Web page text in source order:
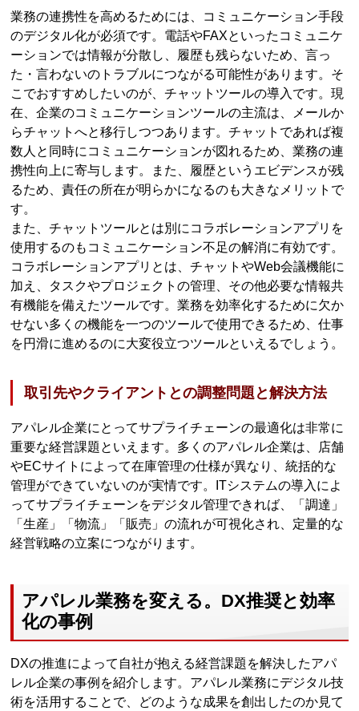
業務の連携性を高めるためには、コミュニケーション手段
のデジタル化が必須です。電話やFAXといったコミュニケ
ーションでは情報が分散し、履歴も残らないため、言っ
た・言わないのトラブルにつながる可能性があります。そ
こでおすすめしたいのが、チャットツールの導入です。現
在、企業のコミュニケーションツールの主流は、メールか
らチャットへと移行しつつあります。チャットであれば複
数人と同時にコミュニケーションが図れるため、業務の連
携性向上に寄与します。また、履歴というエビデンスが残
るため、責任の所在が明らかになるのも大きなメリットで
す。
また、チャットツールとは別にコラボレーションアプリを
使用するのもコミュニケーション不足の解消に有効です。
コラボレーションアプリとは、チャットやWeb会議機能に
加え、タスクやプロジェクトの管理、その他必要な情報共
有機能を備えたツールです。業務を効率化するために欠か
せない多くの機能を一つのツールで使用できるため、仕事
を円滑に進めるのに大変役立つツールといえるでしょう。
取引先やクライアントとの調整問題と解決方法
アパレル企業にとってサプライチェーンの最適化は非常に
重要な経営課題といえます。多くのアパレル企業は、店舗
やECサイトによって在庫管理の仕様が異なり、統括的な
管理ができていないのが実情です。ITシステムの導入によ
ってサプライチェーンをデジタル管理できれば、「調達」
「生産」「物流」「販売」の流れが可視化され、定量的な
経営戦略の立案につながります。
アパレル業務を変える。DX推奨と効率
化の事例
DXの推進によって自社が抱える経営課題を解決したアパ
レル企業の事例を紹介します。アパレル業務にデジタル技
術を活用することで、どのような成果を創出したのか見て